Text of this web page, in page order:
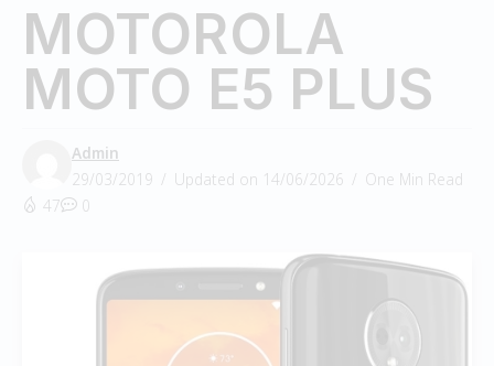
MOTOROLA
MOTO E5 PLUS
Admin
29/03/2019
Updated on 14/06/2026
One Min Read
47
0